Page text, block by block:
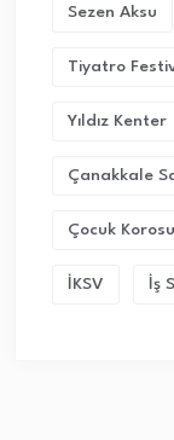
Sezen Aksu
Tiyatro
Yıldız Kenter
Çanakkale
Çocuk Korosu
İKSV İş